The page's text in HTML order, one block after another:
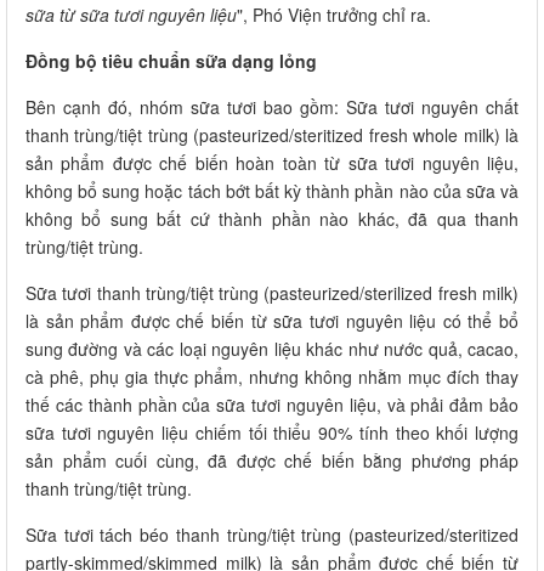
sữa từ sữa tươi nguyên liệu", Phó Viện trưởng chỉ ra.
Đồng bộ tiêu chuẩn sữa dạng lỏng
Bên cạnh đó, nhóm sữa tươi bao gồm: Sữa tươi nguyên chất
thanh trùng/tiệt trùng (pasteurized/steritized fresh whole milk) là
sản phẩm được chế biến hoàn toàn từ sữa tươi nguyên liệu,
không bổ sung hoặc tách bớt bất kỳ thành phần nào của sữa và
không bổ sung bất cứ thành phần nào khác, đã qua thanh
trùng/tiệt trùng.
Sữa tươi thanh trùng/tiệt trùng (pasteurized/sterilized fresh milk)
là sản phẩm được chế biến từ sữa tươi nguyên liệu có thể bổ
sung đường và các loại nguyên liệu khác như nước quả, cacao,
cà phê, phụ gia thực phẩm, nhưng không nhằm mục đích thay
thế các thành phần của sữa tươi nguyên liệu, và phải đảm bảo
sữa tươi nguyên liệu chiếm tối thiểu 90% tính theo khối lượng
sản phẩm cuối cùng, đã được chế biến bằng phương pháp
thanh trùng/tiệt trùng.
Sữa tươi tách béo thanh trùng/tiệt trùng (pasteurized/steritized
partly-skimmed/skimmed milk) là sản phẩm được chế biến từ